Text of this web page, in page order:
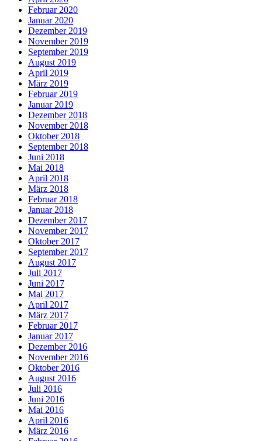
Februar 2020
Januar 2020
Dezember 2019
November 2019
September 2019
August 2019
April 2019
März 2019
Februar 2019
Januar 2019
Dezember 2018
November 2018
Oktober 2018
September 2018
Juni 2018
Mai 2018
April 2018
März 2018
Februar 2018
Januar 2018
Dezember 2017
November 2017
Oktober 2017
September 2017
August 2017
Juli 2017
Juni 2017
Mai 2017
April 2017
März 2017
Februar 2017
Januar 2017
Dezember 2016
November 2016
Oktober 2016
August 2016
Juli 2016
Juni 2016
Mai 2016
April 2016
März 2016